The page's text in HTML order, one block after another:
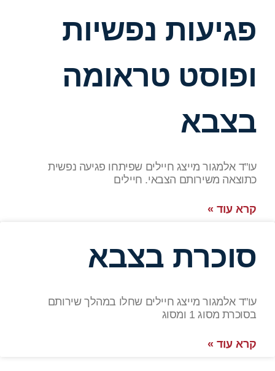
פגיעות נפשיות
ופוסט טראומה
בצבא
עו"ד אלמגור מייצג חיילים שפיתחו פגיעה נפשית
כתוצאה משירותם הצבאי. חיילים
קרא עוד »
סוכרת בצבא
עו"ד אלמגור מייצג חיילים שחלו במהלך שירותם
בסוכרת מסוג 1 ומסוג
קרא עוד »